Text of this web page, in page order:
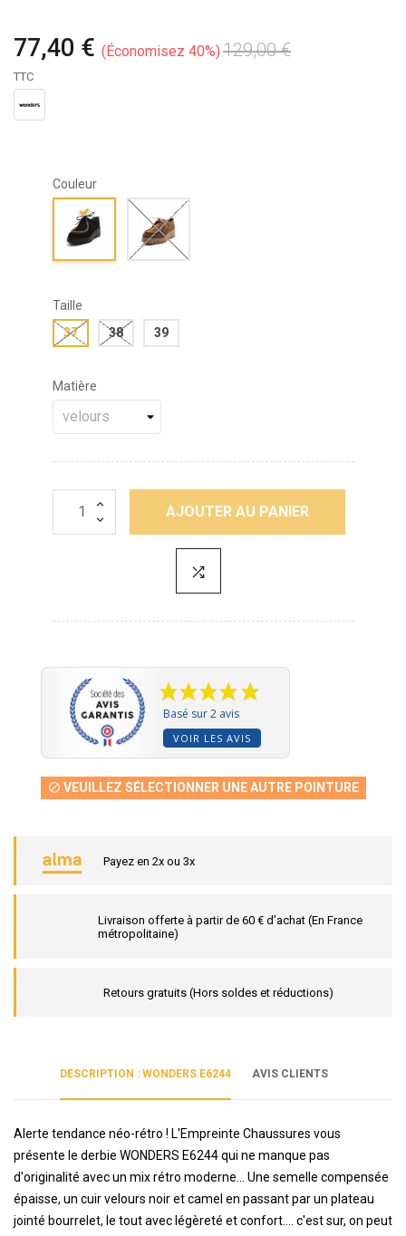
77,40 € Économisez 40% 129,00 €
TTC
Couleur
Taille
37
38 39
Matière
AJOUTER AU PANIER
Basé sur 2 avis
VOIR LES AVIS
 VEUILLEZ SÉLECTIONNER UNE AUTRE POINTURE
Payez en 2x ou 3x
Livraison offerte à partir de 60 € d’achat (En France
métropolitaine)
Retours gratuits (Hors soldes et réductions)
DESCRIPTION : WONDERS E6244 AVIS CLIENTS
Alerte tendance néo-rétro ! L'Empreinte Chaussures vous
présente le derbie WONDERS E6244 qui ne manque pas
d'originalité avec un mix rétro moderne... Une semelle compensée
épaisse, un cuir velours noir et camel en passant par un plateau
jointé bourrelet, le tout avec légèreté et confort.... c'est sur, on peut